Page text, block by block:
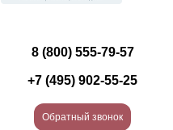
8 (800) 555-79-57
+7 (495) 902-55-25
Обратный звонок